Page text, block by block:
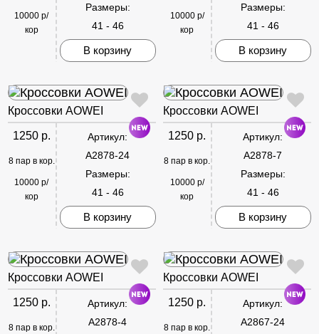
10000 р/
кор
Размеры:
41 - 46
В корзину
10000 р/
кор
Размеры:
41 - 46
В корзину
Кроссовки AOWEI
1250 р.
8 пар в кор.
10000 р/
кор
Артикул:
A2878-24
Размеры:
41 - 46
В корзину
Кроссовки AOWEI
1250 р.
8 пар в кор.
10000 р/
кор
Артикул:
A2878-7
Размеры:
41 - 46
В корзину
Кроссовки AOWEI
1250 р.
8 пар в кор.
Артикул:
A2878-4
Кроссовки AOWEI
1250 р.
8 пар в кор.
Артикул:
A2867-24